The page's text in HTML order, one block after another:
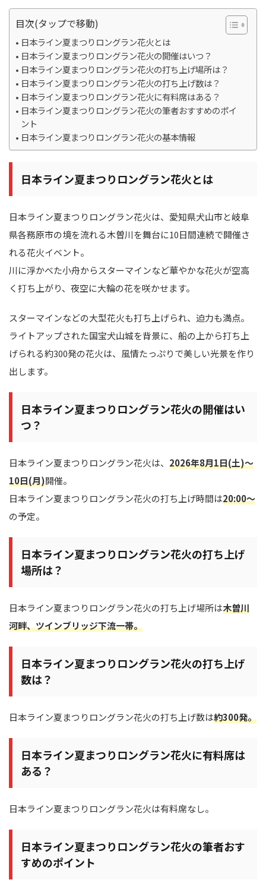
目次(タップで移動)
日本ライン夏まつりロングラン花火とは
日本ライン夏まつりロングラン花火の開催はいつ？
日本ライン夏まつりロングラン花火の打ち上げ場所は？
日本ライン夏まつりロングラン花火の打ち上げ数は？
日本ライン夏まつりロングラン花火に有料席はある？
日本ライン夏まつりロングラン花火の筆者おすすめのポイ
ント
日本ライン夏まつりロングラン花火の基本情報
日本ライン夏まつりロングラン花火とは
日本ライン夏まつりロングラン花火は、愛知県犬山市と岐阜
県各務原市の境を流れる木曽川を舞台に10日間連続で開催さ
れる花火イベント。
川に浮かべた小舟からスターマインなど華やかな花火が空高
く打ち上がり、夜空に大輪の花を咲かせます。
スターマインなどの大型花火も打ち上げられ、迫力も満点。
ライトアップされた国宝犬山城を背景に、船の上から打ち上
げられる約300発の花火は、風情たっぷりで美しい光景を作り
出します。
日本ライン夏まつりロングラン花火の開催はい
つ？
日本ライン夏まつりロングラン花火は、 2026年8月1日(土)～
10日(月)開催。
日本ライン夏まつりロングラン花火の打ち上げ時間は20:00～
の予定。
日本ライン夏まつりロングラン花火の打ち上げ
場所は？
日本ライン夏まつりロングラン花火の打ち上げ場所は木曽川
河畔、ツインブリッジ下流一帯。
日本ライン夏まつりロングラン花火の打ち上げ
数は？
日本ライン夏まつりロングラン花火の打ち上げ数は約300発。
日本ライン夏まつりロングラン花火に有料席は
ある？
日本ライン夏まつりロングラン花火は有料席なし。
日本ライン夏まつりロングラン花火の筆者おす
すめのポイント